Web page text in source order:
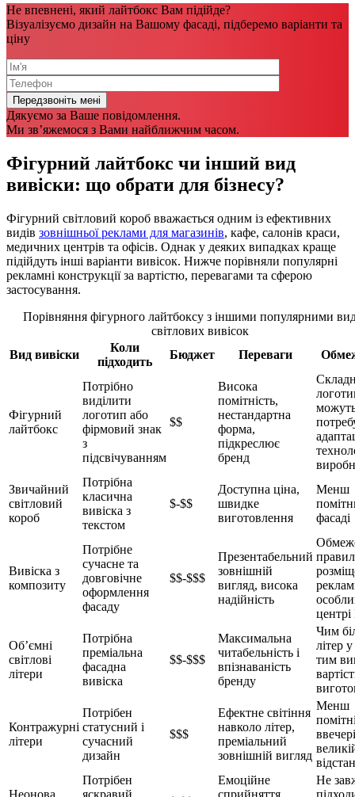
Не впевнені, який лайтбокс Вам підійде?
Візуалізуємо дизайн на Вашому фасаді, підберемо варіанти та
ціну
Дякуємо за Ваше повідомлення.
Ми зв’яжемося з Вами найближчим часом.
Фігурний лайтбокс чи інший вид
вивіски: що обрати для бізнесу?
Фігурний світловий короб вважається одним із ефективних
видів зовнішньої реклами для магазинів, кафе, салонів краси,
медичних центрів та офісів. Однак у деяких випадках краще
підійдуть інші варіанти вивісок. Нижче порівняли популярні
рекламні конструкції за вартістю, перевагами та сферою
застосування.
Порівняння фігурного лайтбоксу з іншими популярними
світлових вивісок
Вид вивіски
Коли
підходить
Бюджет Переваги
Фігурний
лайтбокс
Потрібно
виділити
логотип або
фірмовий знак
з
підсвічуванням
$$
Висока
помітність,
нестандартна
форма,
підкреслює
бренд
Звичайний
світловий
короб
Потрібна
класична
вивіска з
текстом
$-$$
Доступна ціна,
швидке
виготовлення
Менш
фасаді
Вивіска з
композиту
Потрібне
сучасне та
довговічне
оформлення
фасаду
$$-$$$
Презентабельний
зовнішній
вигляд, висока
надійність
Об’ємні
світлові
літери
Потрібна
преміальна
фасадна
вивіска
$$-$$$
Максимальна
читабельність і
впізнаваність
бренду
Чим
літер
тим
Контражурні
літери
Потрібен
статусний і
сучасний
дизайн
$$$
Ефектне світіння
навколо літер,
преміальний
зовнішній вигляд
Менш
Неонова
Потрібен
яскравий
Емоційне
сприйняття,
Не